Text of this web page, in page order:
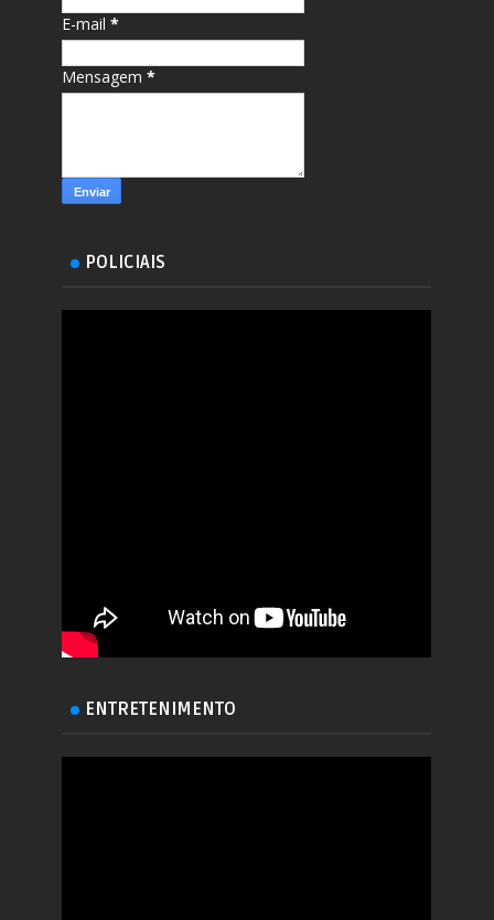
E-mail*
Mensagem*
POLICIAIS
ENTRETENIMENTO